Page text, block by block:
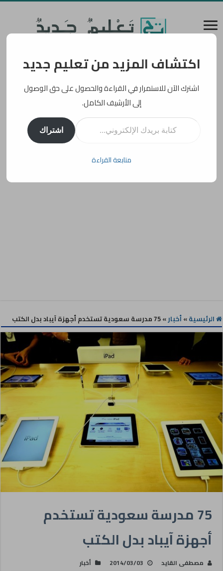
الرئيسية»أخبار»75 مدرسة سعودية تستخدم أجهزة آيباد بدل الكتب
75 مدرسة سعودية تستخدم
أجهزة آيباد بدل الكتب
مصطفى القايد 2014/03/03 أخبار
اكتشاف المزيد من تعليم جديد
اشترك الآن للاستمرار في القراءة والحصول على حق الوصول
إلى الأرشيف الكامل.
كتابة بريدك الإلكتروني...
اشتراك
متابعة القراءة